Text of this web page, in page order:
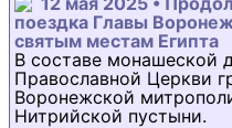
поездка Главы
святым местам Египта
В составе монашеской
Православной Церкви
Воронежской
Нитрийской пустыни.